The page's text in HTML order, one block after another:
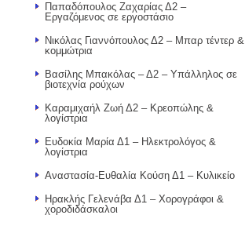
Παπαδόπουλος Ζαχαρίας Δ2 –
Εργαζόμενος σε εργοστάσιο
Νικόλας Γιαννόπουλος Δ2 – Μπαρ τέντερ &
κομμώτρια
Βασίλης Μπακόλας – Δ2 – Υπάλληλος σε
βιοτεχνία ρούχων
Καραμιχαήλ Ζωή Δ2 – Κρεοπώλης &
λογίστρια
Ευδοκία Μαρία Δ1 – Ηλεκτρολόγος &
λογίστρια
Αναστασία-Ευθαλία Κούση Δ1 – Κυλικείο
Ηρακλής Γελενάβα Δ1 – Χορογράφοι &
χοροδιδάσκαλοι